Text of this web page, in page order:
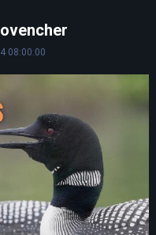
08:00:00